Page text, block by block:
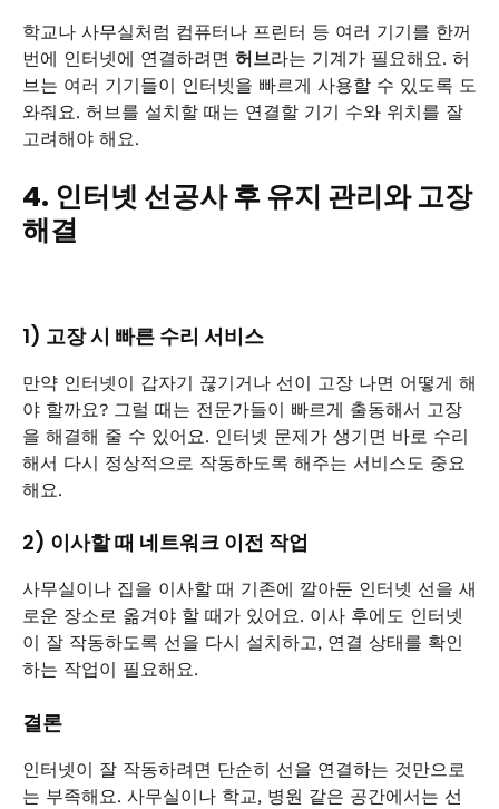
학교나 사무실처럼 컴퓨터나 프린터 등 여러 기기를 한꺼
번에 인터넷에 연결하려면 허브라는 기계가 필요해요. 허
브는 여러 기기들이 인터넷을 빠르게 사용할 수 있도록 도
와줘요. 허브를 설치할 때는 연결할 기기 수와 위치를 잘
고려해야 해요.
4. 인터넷 선공사 후 유지 관리와 고장
해결
1) 고장 시 빠른 수리 서비스
만약 인터넷이 갑자기 끊기거나 선이 고장 나면 어떻게 해
야 할까요? 그럴 때는 전문가들이 빠르게 출동해서 고장
을 해결해 줄 수 있어요. 인터넷 문제가 생기면 바로 수리
해서 다시 정상적으로 작동하도록 해주는 서비스도 중요
해요.
2) 이사할 때 네트워크 이전 작업
사무실이나 집을 이사할 때 기존에 깔아둔 인터넷 선을 새
로운 장소로 옮겨야 할 때가 있어요. 이사 후에도 인터넷
이 잘 작동하도록 선을 다시 설치하고, 연결 상태를 확인
하는 작업이 필요해요.
결론
인터넷이 잘 작동하려면 단순히 선을 연결하는 것만으로
는 부족해요. 사무실이나 학교, 병원 같은 공간에서는 선